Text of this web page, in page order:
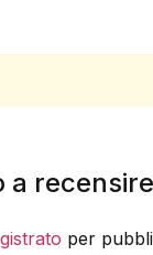
a
per